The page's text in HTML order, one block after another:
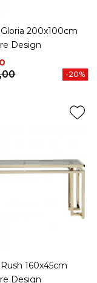
200x100cm
Design
prijs
-20%
160x45cm
Design